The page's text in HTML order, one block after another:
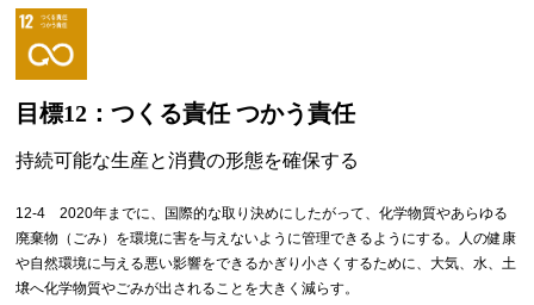
目標12：つくる責任 つかう責任
持続可能な生産と消費の形態を確保する
12-4 2020年までに、国際的な取り決めにしたがって、化学物質やあらゆる
廃棄物（ごみ）を環境に害を与えないように管理できるようにする。人の健康
や自然環境に与える悪い影響をできるかぎり小さくするために、大気、水、土
壌へ化学物質やごみが出されることを大きく減らす。